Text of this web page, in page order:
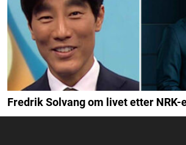
Fredrik Solvang om livet etter NRK-